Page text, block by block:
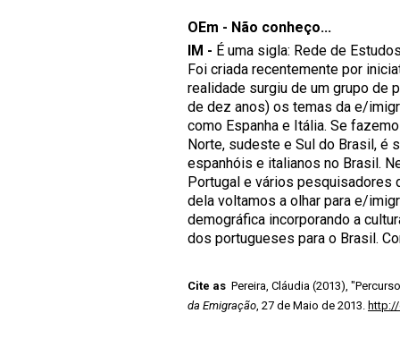
OEm - Não conheço...
IM - É uma sigla: Rede de
Foi criada recentemente por
realidade surgiu de um grupo de
de dez anos) os temas da e/
como Espanha e Itália. Se
Norte, sudeste e Sul do Brasil, é
espanhóis e italianos no Brasil.
Portugal e vários pesquisadores
dela voltamos a olhar para e/
demográfica incorporando a
dos portugueses para o Brasil.
Cite as Pereira, Cláudia (2013),
da Emigração, 27 de Maio de 2013.